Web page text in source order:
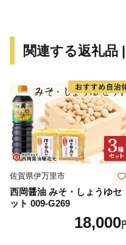
関連する返礼品
佐賀県伊万里市
西岡醤油 みそ・しょうゆセ
ット 009-G269
18,000